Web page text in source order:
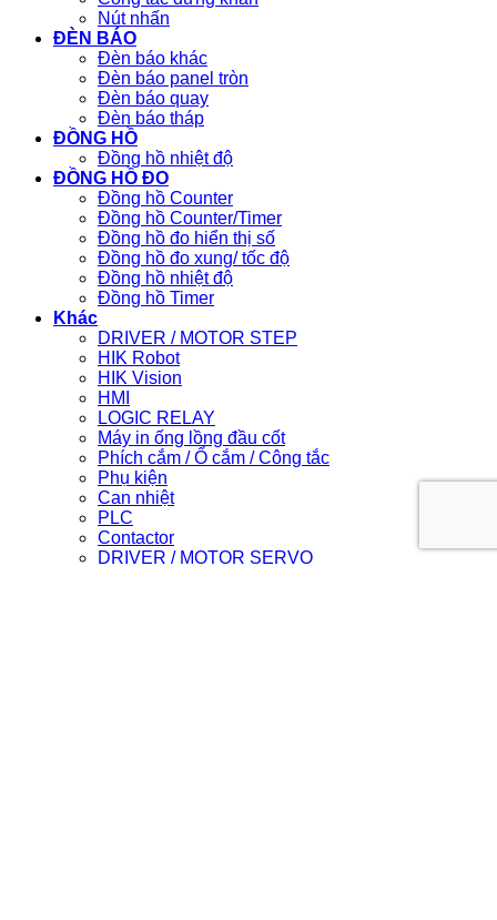
Nút nhấn
ĐÈN BÁO
Đèn báo khác
Đèn báo panel tròn
Đèn báo quay
Đèn báo tháp
ĐỒNG HỒ
Đồng hồ nhiệt độ
ĐỒNG HỒ ĐO
Đồng hồ Counter
Đồng hồ Counter/Timer
Đồng hồ đo hiển thị số
Đồng hồ đo xung/ tốc độ
Đồng hồ nhiệt độ
Đồng hồ Timer
Khác
DRIVER / MOTOR STEP
HIK Robot
HIK Vision
HMI
LOGIC RELAY
Máy in ống lồng đầu cốt
Phích cắm / Ổ cắm / Công tắc
Phụ kiện
Can nhiệt
PLC
Contactor
DRIVER / MOTOR SERVO